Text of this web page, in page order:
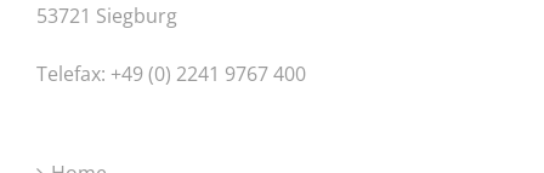
53721 Siegburg
Telefax: +49 (0) 2241 9767 400